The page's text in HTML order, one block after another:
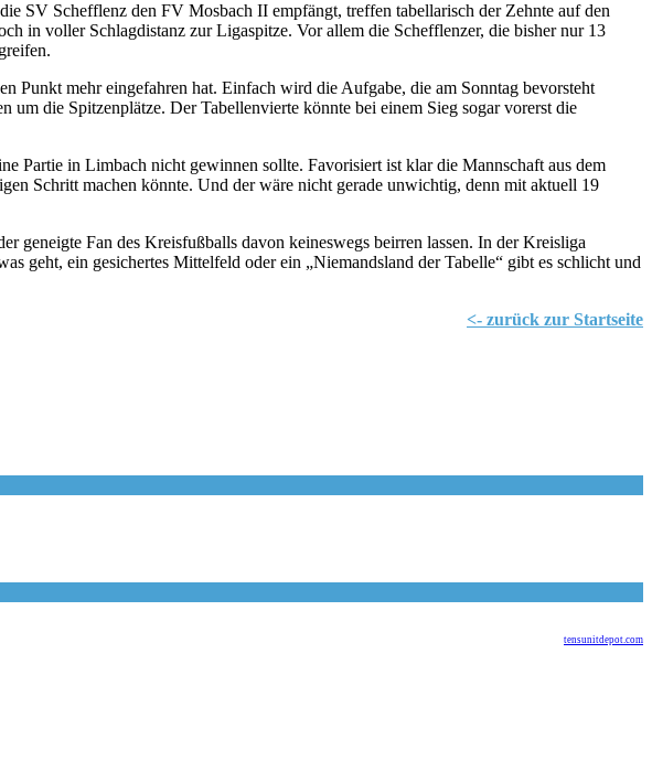
SV Schefflenz den FV Mosbach II empfängt, treffen tabellarisch der Zehnte auf den
in voller Schlagdistanz zur Ligaspitze. Vor allem die Schefflenzer, die bisher nur 13
Punkt mehr eingefahren hat. Einfach wird die Aufgabe, die am Sonntag bevorsteht
die Spitzenplätze. Der Tabellenvierte könnte bei einem Sieg sogar vorerst die
Partie in Limbach nicht gewinnen sollte. Favorisiert ist klar die Mannschaft aus dem
Schritt machen könnte. Und der wäre nicht gerade unwichtig, denn mit aktuell 19
geneigte Fan des Kreisfußballs davon keineswegs beirren lassen. In der Kreisliga
geht, ein gesichertes Mittelfeld oder ein „Niemandsland der Tabelle“ gibt es schlicht und
<- zurück zur Startseite
tensunitdepot.com